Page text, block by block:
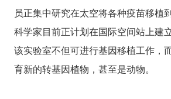
员正集中研究在太空将各种疫苗移植
科学家目前正计划在国际空间站上建
该实验室不但可进行基因移植工作，
育新的转基因植物，甚至是动物。